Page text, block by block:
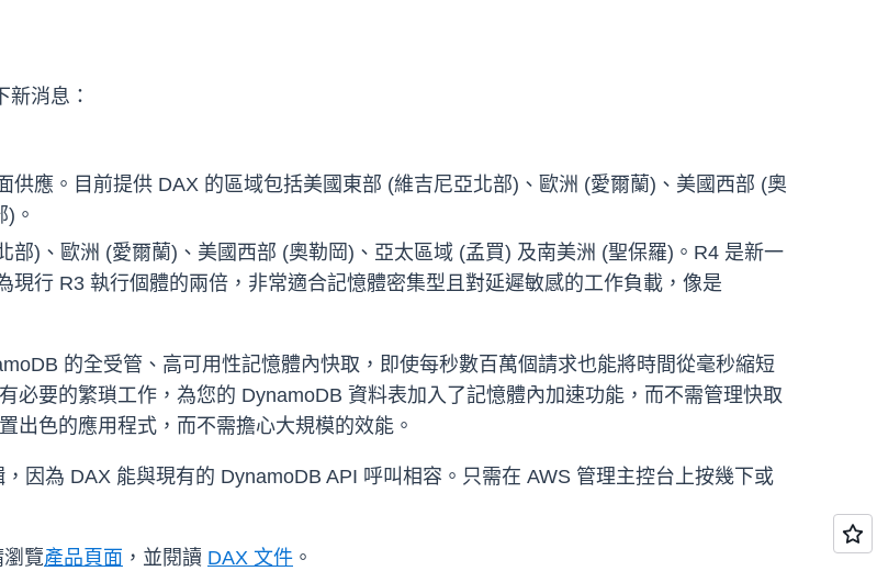
消息：
應。目前提供 DAX 的區域包括美國東部 (維吉尼亞北部)、歐洲 (愛爾蘭)、美國西部 (奧
。
部)、歐洲 (愛爾蘭)、美國西部 (奧勒岡)、亞太區域 (孟買) 及南美洲 (聖保羅)。R4 是新一
行 R3 執行個體的兩倍，非常適合記憶體密集型且對延遲敏感的工作負載，像是
的全受管、高可用性記憶體內快取，即使每秒數百萬個請求也能將時間從毫秒縮短
必要的繁瑣工作，為您的 DynamoDB 資料表加入了記憶體內加速功能，而不需管理快取
出色的應用程式，而不需擔心大規模的效能。
因為 DAX 能與現有的 DynamoDB API 呼叫相容。只需在 AWS 管理主控台上按幾下或
瀏覽產品頁面 ，並閱讀 DAX 文件 。